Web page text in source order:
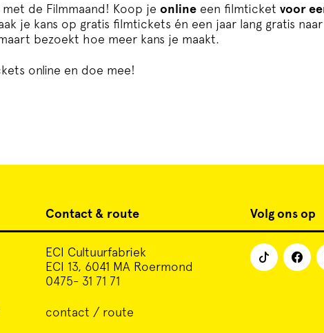
de Filmmaand! Koop je online een filmticket voor
je kans op gratis filmtickets én een jaar lang gratis
bezoekt hoe meer kans je maakt.
online en doe mee!
Contact & route
ECI Cultuurfabriek
ECI 13, 6041 MA Roermond
0475- 31 71 71
contact / route
Volg ons op